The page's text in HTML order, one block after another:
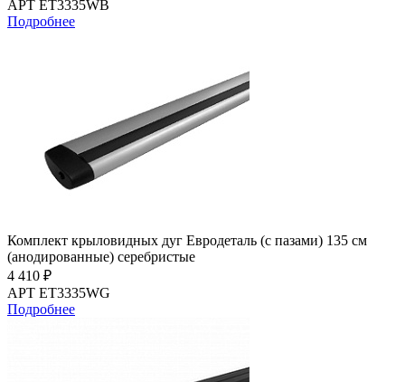
АРТ ET3335WB
Подробнее
Комплект крыловидных дуг Евродеталь (с пазами) 135 см
(анодированные) серебристые
4 410 ₽
АРТ ET3335WG
Подробнее